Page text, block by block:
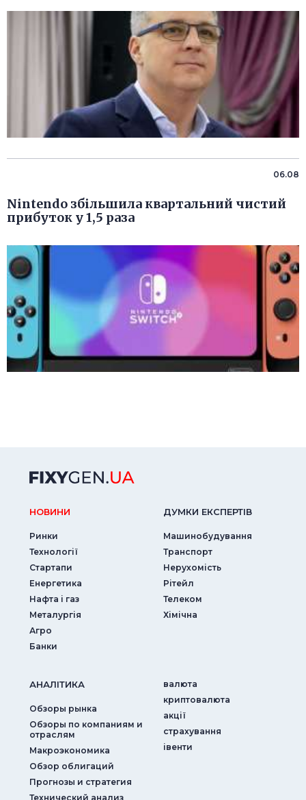
06.08
Nintendo збільшила квартальний чистий
прибуток у 1,5 раза
НОВИНИ
Ринки
Технології
Стартапи
Енергетика
Нафта і газ
Металургія
Агро
Банки
ДУМКИ ЕКСПЕРТIВ
Машинобудування
Транспорт
Нерухомість
Рітейл
Телеком
Хімічна
АНАЛIТИКА
Обзоры рынка
Обзоры по компаниям и
отраслям
Макроэкономика
Обзор облигаций
Прогнозы и стратегия
Технический анализ
валюта
криптовалюта
акції
страхування
iвенти